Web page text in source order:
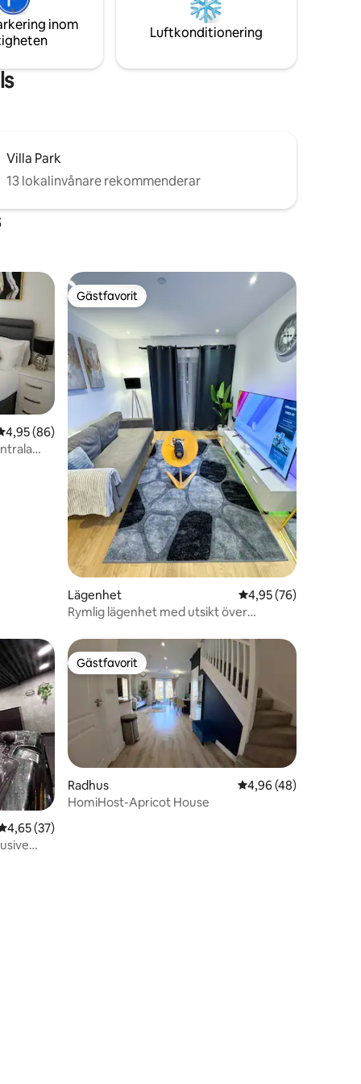
verkligen en fantastisk och oförglömlig
vistelse.
inom
Luftkonditionering
Villa Park
13 lokalinvånare rekommenderar
av 5 i genomsnittligt betyg, 86 omdömen
4,95 (86)
Gästfavorit
Gästfavorit
Lägenhet 4,95 av 5 i
4,95 (76)
Rymlig lägenhet med utsikt över
av 5 i genomsnittligt betyg, 37 omdömen
4,65 (37)
Gästfavorit
Gästfavorit
Radhus 4,96 av 5 i
4,96 (48)
HomiHost-Apricot House